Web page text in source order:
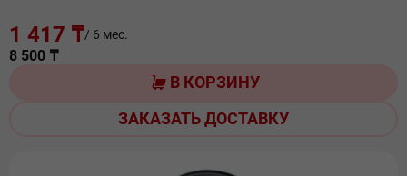
1 417 ₸/ 6 мес.
8 500 ₸
В КОРЗИНУ
ЗАКАЗАТЬ ДОСТАВКУ